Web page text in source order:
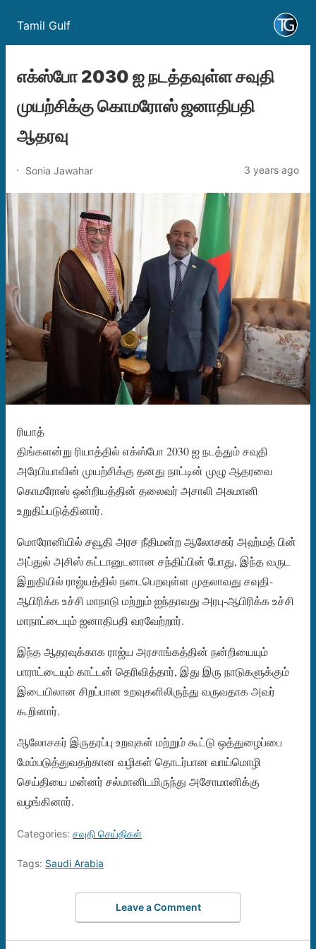
Tamil Gulf
எக்ஸ்போ 2030 ஐ நடத்தவுள்ள சவுதி
முயற்சிக்கு கொமரோஸ் ஜனாதிபதி
ஆதரவு
Sonia Jawahar 3 years ago
ரியாத்
திங்களன்று ரியாத்தில் எக்ஸ்போ 2030 ஐ நடத்தும் சவுதி
அரேபியாவின் முயற்சிக்கு தனது நாட்டின் முழு ஆதரவை
கொமரோஸ் ஒன்றியத்தின் தலைவர் அசாலி அசுமானி
உறுதிப்படுத்தினார்.
மொரோனியில் சவூதி அரச நீதிமன்ற ஆலோசகர் அஹ்மத் பின்
அப்துல் அசிஸ் கட்டானுடனான சந்திப்பின் போது, ​​இந்த வருட
இறுதியில் ராஜ்யத்தில் நடைபெறவுள்ள முதலாவது சவுதி-
ஆபிரிக்க உச்சி மாநாடு மற்றும் ஐந்தாவது அரபு-ஆபிரிக்க உச்சி
மாநாட்டையும் ஜனாதிபதி வரவேற்றார்.
இந்த ஆதரவுக்காக ராஜ்ய அரசாங்கத்தின் நன்றியையும்
பாராட்டையும் காட்டன் தெரிவித்தார், இது இரு நாடுகளுக்கும்
இடையிலான சிறப்பான உறவுகளிலிருந்து வருவதாக அவர்
கூறினார்.
ஆலோசகர் இருதரப்பு உறவுகள் மற்றும் கூட்டு ஒத்துழைப்பை
மேம்படுத்துவதற்கான வழிகள் தொடர்பான வாய்மொழி
செய்தியை மன்னர் சல்மானிடமிருந்து அசோமானிக்கு
வழங்கினார்.
Categories: சவுதி செய்திகள்
Tags: Saudi Arabia
Leave a Comment